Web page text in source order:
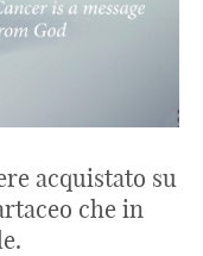
acquistato su
che in